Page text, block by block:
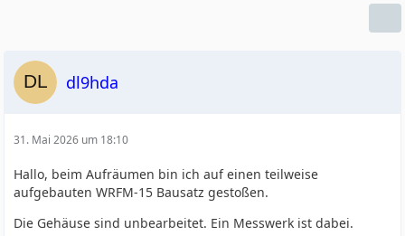
dl9hda
31. Mai 2026 um 18:10
Hallo, beim Aufräumen bin ich auf einen teilweise
aufgebauten WRFM-15 Bausatz gestoßen.
Die Gehäuse sind unbearbeitet. Ein Messwerk ist dabei.